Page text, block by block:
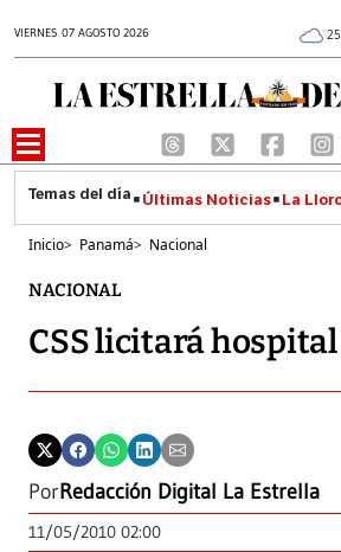
VIERNES 07 AGOSTO 2026
Últimas Noticias La
Inicio> Panamá> Nacional
NACIONAL
CSS licitará hospital
PorRedacción Digital La Estrella
11/05/2010 02:00